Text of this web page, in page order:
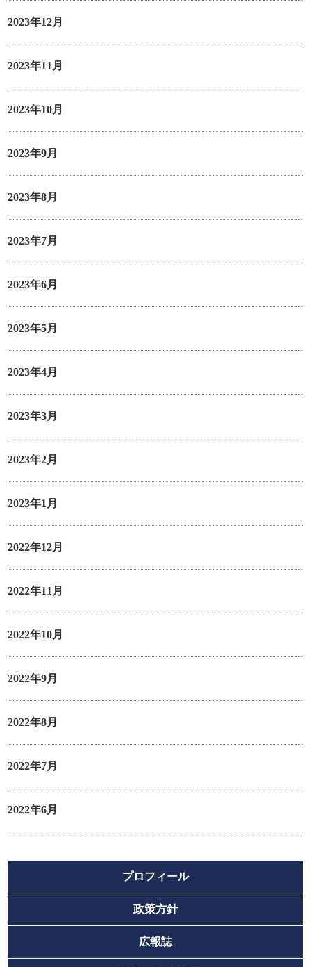
2023年12月
2023年11月
2023年10月
2023年9月
2023年8月
2023年7月
2023年6月
2023年5月
2023年4月
2023年3月
2023年2月
2023年1月
2022年12月
2022年11月
2022年10月
2022年9月
2022年8月
2022年7月
2022年6月
プロフィール
政策方針
広報誌